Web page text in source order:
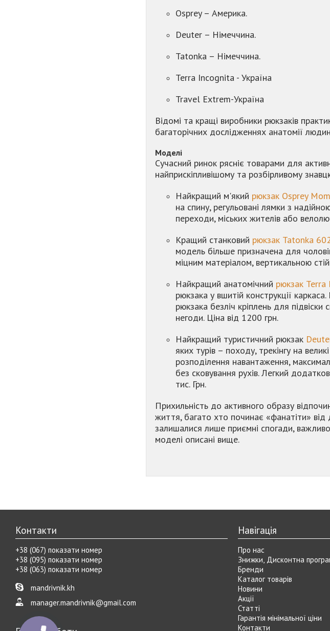
Osprey – Америка.
Deuter – Німеччина.
Tatonka – Німеччина.
Terra Incognita - Україна
Travel Extrem-Україна
Відомі та кращі виробники рюкзаків
багаторічних дослідженнях анатомії
Моделі
Сучасний ринок рясніє товарами для
найприскіпливішому та розбірливому
Найкращий м'який рюкзак Osprey
на спину, регульовані лямки з
переходи, міських жителів або
Кращий станковий рюкзак Tatonka
модель більше призначена для
міцним матеріалом, вертикальною
Найкращий анатомічний рюкзак
рюкзака у вшитій конструкції
рюкзака безліч кріплень для
негоди. Ціна від 1200 грн.
Найкращий туристичний рюкзак
яких турів – походу, трекінгу на
розподілення навантаження,
без сковування рухів. Легкий
тис. Грн.
Прихильність до активного образу
життя, багато хто починає «фанатіти»
залишалися лише приємні спогади,
моделі описані вище.
Контакти
+38 (067) показати номер
+38 (095) показати номер
+38 (063) показати номер
mandrivnik.kh
manager.mandrivnik@gmail.com
Навігація
Про нас
Знижки, Дисконтна
Бренди
Каталог товарів
Новини
Акції
Статті
Гарантія мінімальної ціни
Контакти